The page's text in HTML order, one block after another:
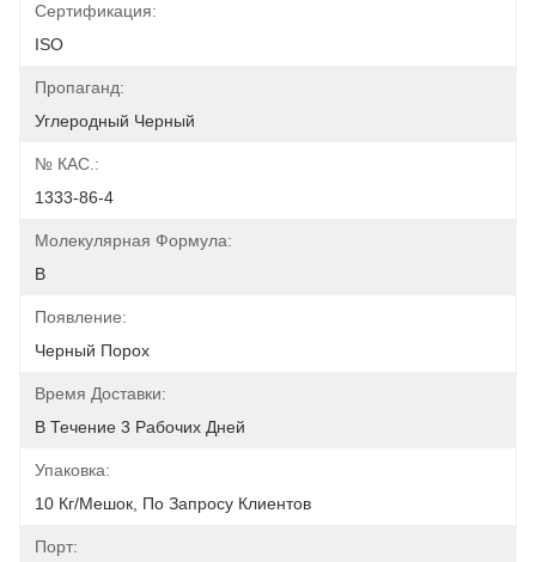
Сертификация:
ISO
Пропаганд:
Углеродный Черный
№ КАС.:
1333-86-4
Молекулярная Формула:
В
Появление:
Черный Порох
Время Доставки:
В Течение 3 Рабочих Дней
Упаковка:
10 Кг/мешок, По Запросу Клиентов
Порт: